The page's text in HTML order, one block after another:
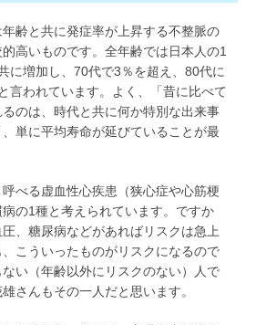
齢と共に発症率が上昇する不整脈の
高いものです。全年齢では日本人の1
に増加し、70代で3％を超え、80代に
言われています。よく、「昔に比べて
のは、時代と共に何か特別な出来事
単に平均寿命が延びていることが最
べる虚血性心疾患（狭心症や心筋梗
の1種と考えられています。ですか
、糖尿病などがあればリスクは急上
こういったものがリスクになるので
い（年齢以外にリスクのない）人で
さんもその一人だと思います。